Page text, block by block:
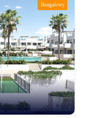
Bungalowy